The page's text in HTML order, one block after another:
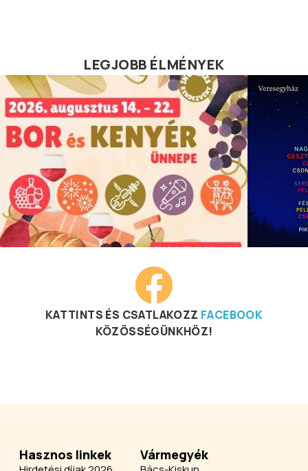
LEGJOBB ÉLMÉNYEK
KATTINTS ÉS CSATLAKOZZ FACEBOOK
KÖZÖSSÉGÜNKHÖZ!
Hasznos linkek Vármegyék